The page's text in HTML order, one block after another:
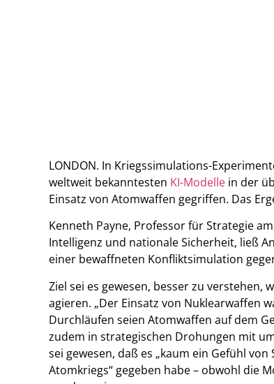
LONDON. In Kriegssimulations-
weltweit bekanntesten KI-Modelle in der
Einsatz von Atomwaffen gegriffen. Das
Kenneth Payne, Professor für Strategie
Intelligenz und nationale Sicherheit, ließ
einer bewaffneten Konfliktsimulation
Ziel sei es gewesen, besser zu verstehen,
agieren. „Der Einsatz von Nuklearwaffen
Durchläufen seien Atomwaffen auf dem
zudem in strategischen Drohungen mit
sei gewesen, daß es „kaum ein Gefühl
Atomkriegs“ gegeben habe – obwohl die